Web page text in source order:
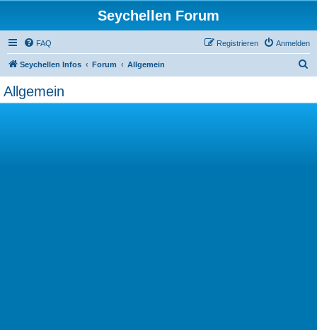
Seychellen Forum
FAQ Anmelden
Registrieren
Seychellen Infos Forum Allgemein
Allgemein